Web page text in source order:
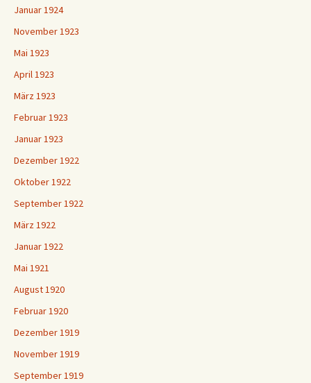
Januar 1924
November 1923
Mai 1923
April 1923
März 1923
Februar 1923
Januar 1923
Dezember 1922
Oktober 1922
September 1922
März 1922
Januar 1922
Mai 1921
August 1920
Februar 1920
Dezember 1919
November 1919
September 1919